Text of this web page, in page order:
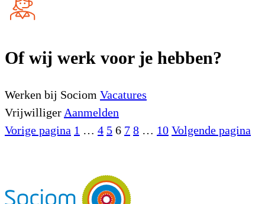
Of wij werk voor je hebben?
Werken bij Sociom Vacatures
Vrijwilliger Aanmelden
Vorige pagina 1 … 4 5 6 7 8 … 10 Volgende pagina